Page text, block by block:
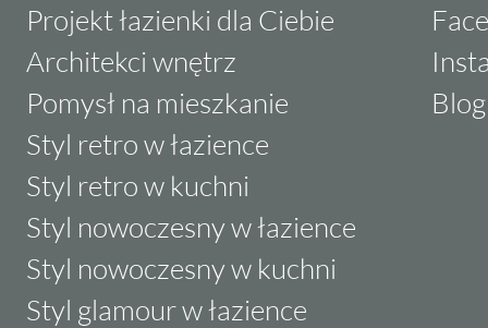
Projekt łazienki dla Ciebie
Architekci wnętrz
Pomysł na mieszkanie
Styl retro w łazience
Styl retro w kuchni
Styl nowoczesny w łazience
Styl nowoczesny w kuchni
Styl glamour w łazience
Blog